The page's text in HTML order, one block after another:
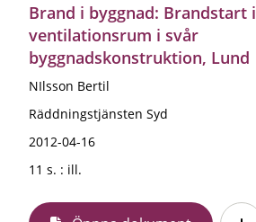
Brand i byggnad: Brandstart i
ventilationsrum i svår
byggnadskonstruktion, Lund
NIlsson Bertil
Räddningstjänsten Syd
2012-04-16
11 s. : ill.